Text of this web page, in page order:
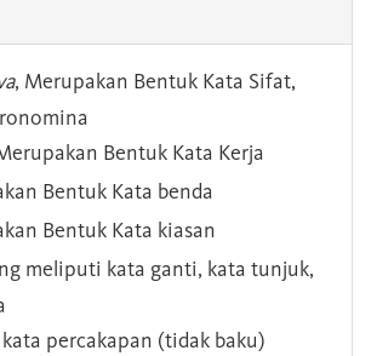
, Merupakan Bentuk Kata Sifat,
Bentuk Kata Kerja
Bentuk Kata benda
Bentuk Kata kiasan
meliputi kata ganti, kata tunjuk,
percakapan (tidak baku)